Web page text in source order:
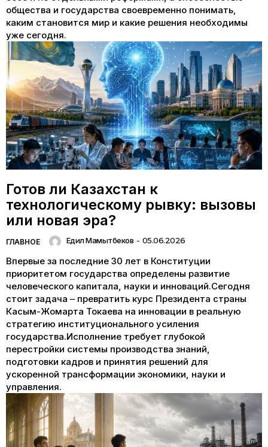
общества и государства своевременно понимать,
каким становится мир и какие решения необходимы
уже сегодня.
Готов ли Казахстан к
технологическому рывку: вызовы
или новая эра?
ГЛАВНОЕ Едил Мамытбеков - 05.06.2026
Впервые за последние 30 лет в Конституции
приоритетом государства определены развитие
человеческого капитала, науки и инноваций.Сегодня
стоит задача – превратить курс Президента страны
Касым-Жомарта Токаева на инновации в реальную
стратегию институционального усиления
государства.Исполнение требует глубокой
перестройки системы производства знаний,
подготовки кадров и принятия решений для
ускоренной трансформации экономики, науки и
управления.